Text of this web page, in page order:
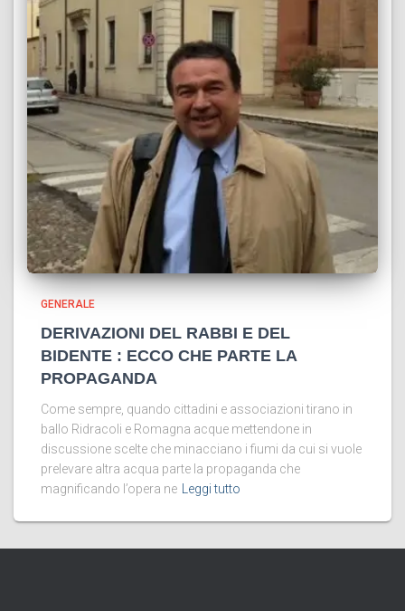
GENERALE
DERIVAZIONI DEL RABBI E DEL
BIDENTE : ECCO CHE PARTE LA
PROPAGANDA
Come sempre, quando cittadini e associazioni tirano in
ballo Ridracoli e Romagna acque mettendone in
discussione scelte che minacciano i fiumi da cui si vuole
prelevare altra acqua parte la propaganda che
magnificando l’opera ne
Leggi tutto